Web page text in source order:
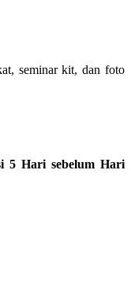
seminar kit, dan foto
5 Hari sebelum Hari